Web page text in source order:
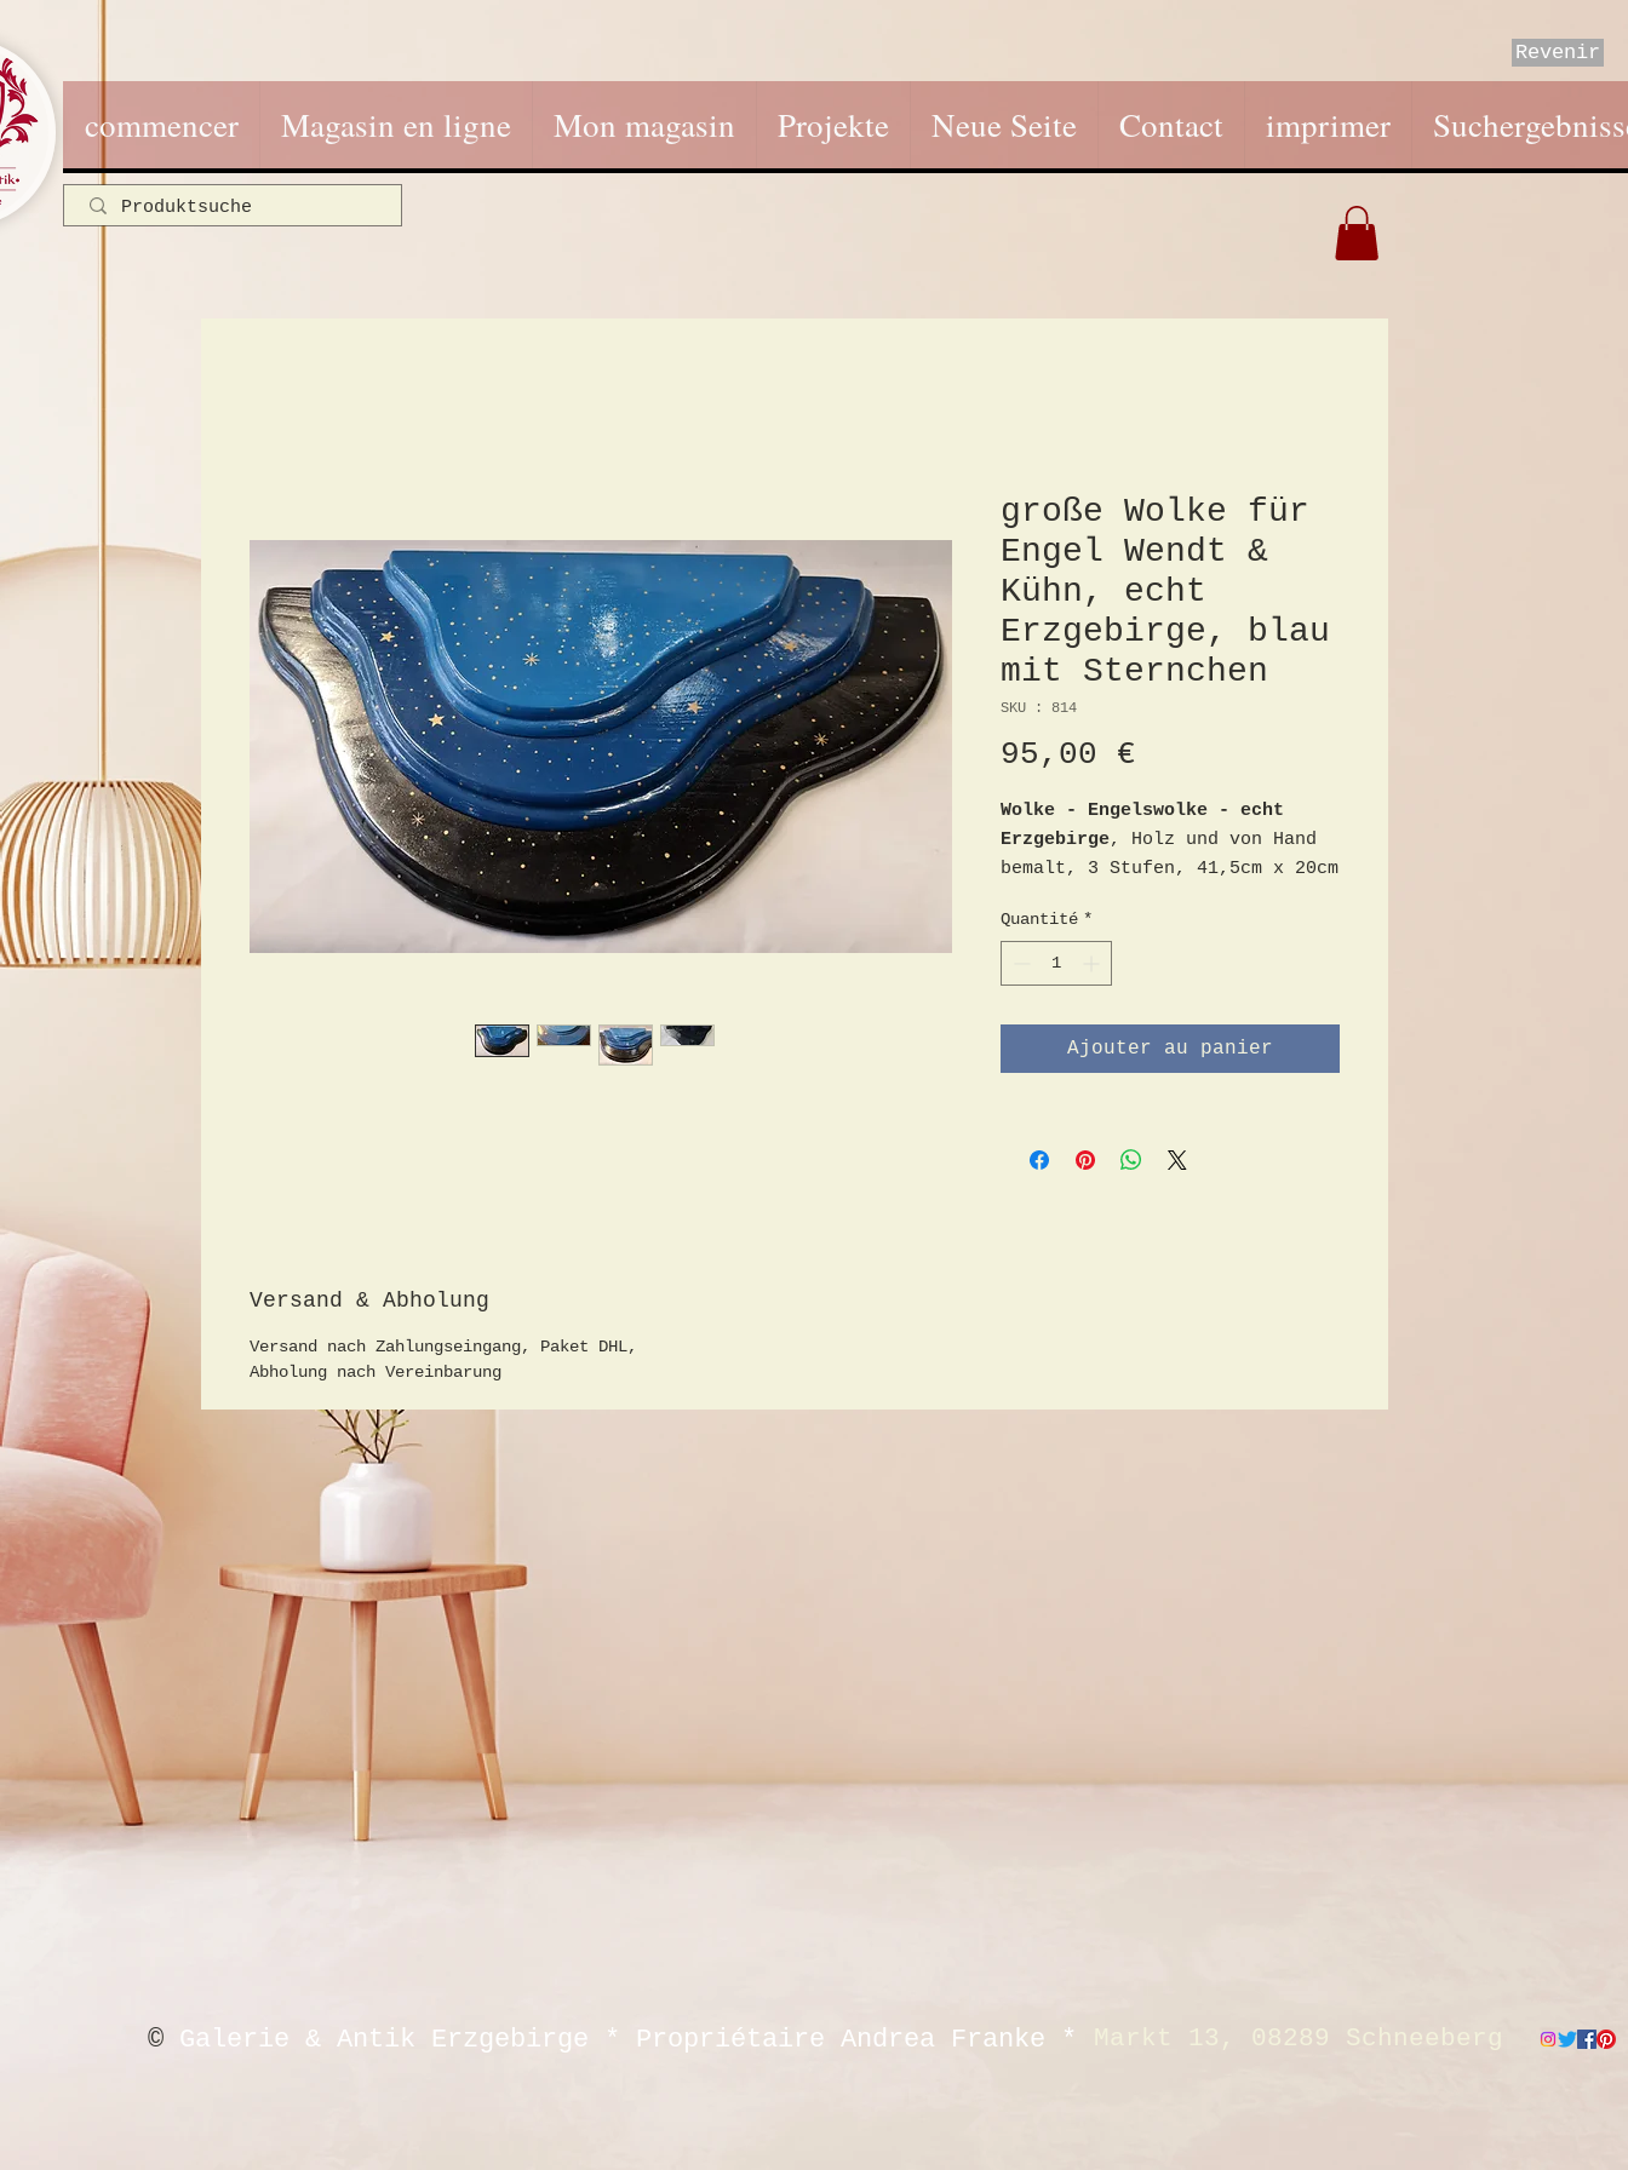
Revenir
commencer Magasin en ligne Mon magasin Projekte Neue Seite Contact imprimer
große Wolke für
Engel Wendt &
Kühn, echt
Erzgebirge, blau
mit Sternchen
SKU : 814
95,00 €
Wolke - Engelswolke - echt
Erzgebirge, Holz und von Hand
bemalt, 3 Stufen, 41,5cm x 20cm
wohl Wendt & Kühn
Quantité *
Ajouter au panier
Versand & Abholung
Versand nach Zahlungseingang, Paket DHL,
Abholung nach Vereinbarung
© Galerie & Antik Erzgebirge * Propriétaire Andrea Franke * Markt 13, 08289 Schneeberg